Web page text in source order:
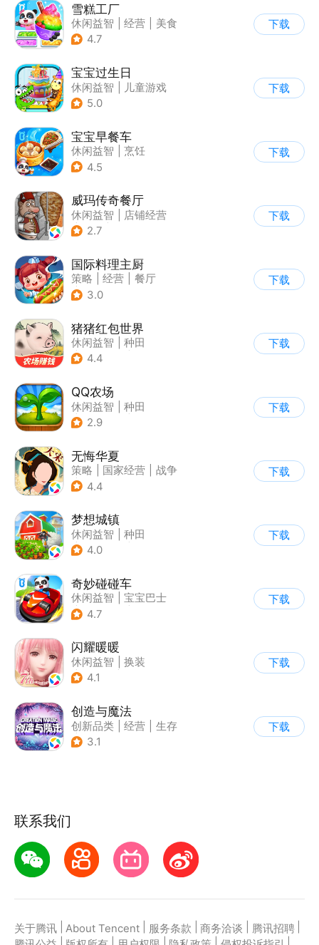
雪糕工厂
休闲益智 经营
美食
| 宝宝巴士
4.7
下载
宝宝过生日
休闲益智
儿童游戏
5.0
下载
宝宝早餐车
休闲益智
烹饪
| 宝宝巴士
4.5
下载
威玛传奇餐厅
休闲益智
店铺经营
| 美食
2.7
下载
国际料理主厨
策略 经营
餐厅
| 学习教育
3.0
下载
猪猪红包世界
休闲益智
种田
| 田园生活
4.4
下载
QQ农场
休闲益智
种田
| 田园生活
2.9
下载
无悔华夏
策略 国家经营
战争
| 中国风
4.4
下载
梦想城镇
休闲益智
种田
| 田园生活
4.0
下载
奇妙碰碰车
休闲益智
宝宝巴士
| 儿童游戏
4.7
下载
闪耀暖暖
休闲益智
换装
| 美少女
4.1
下载
创造与魔法
创新品类 经营
生存
| 开放世界
3.1
下载
联系我们
关于腾讯 About Tencent 服务条款 商务洽谈 腾讯招聘